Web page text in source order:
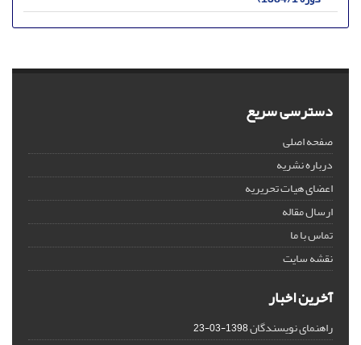
دسترسی سریع
صفحه اصلی
درباره نشریه
اعضای هیات تحریریه
ارسال مقاله
تماس با ما
نقشه سایت
آخرین اخبار
راهنمای نویسندگان1398-03-23